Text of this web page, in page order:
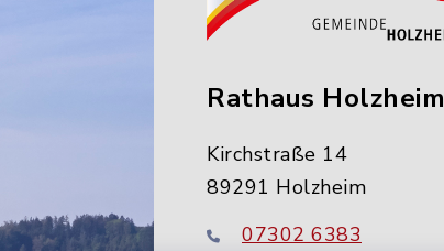
Rathaus Holzheim
Kirchstraße 14
89291 Holzheim
07302 6383